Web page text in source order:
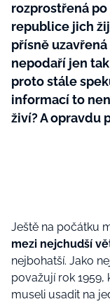
rozprostřená
republice jich
přísně
nepodaří jen
proto stále
informací to
živí? A opravdu
Ještě na počátku
mezi nejchudší
nejbohatší. Jako
považují rok 1959,
museli usadit na